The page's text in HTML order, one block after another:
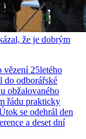
že je dobrým
vězení 25letého
do odborářské
obžalovaného
řádu prakticky
se odehrál den
a deset dní